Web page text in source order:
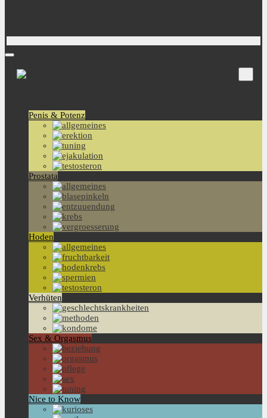
Penis & Potenz
Prostata
Hoden
Verhüten
Sex & Orgasmus
Nice to Know